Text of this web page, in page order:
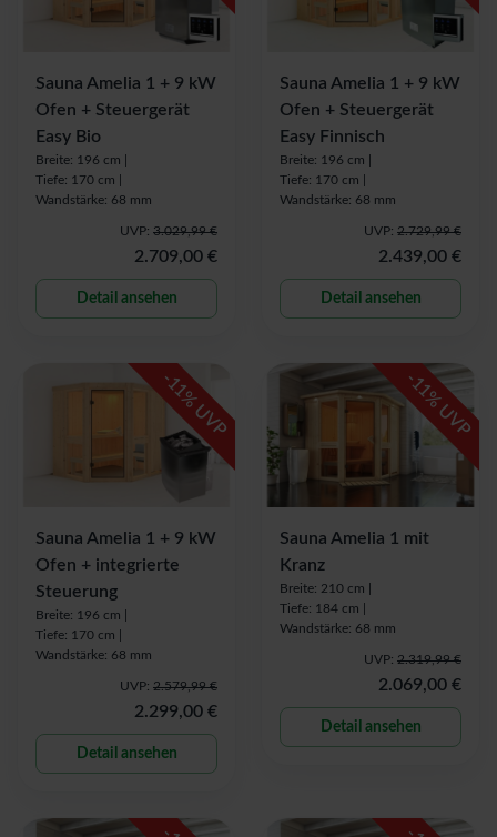
Sauna Amelia 1 + 9 kW
Ofen + Steuergerät
Easy Bio
Breite: 196 cm |
Tiefe: 170 cm |
Wandstärke: 68 mm
UVP: 3.029,99 €
2.709,00 €
Detail ansehen
Sauna Amelia 1 + 9 kW
Ofen + Steuergerät
Easy Finnisch
Breite: 196 cm |
Tiefe: 170 cm |
Wandstärke: 68 mm
UVP: 2.729,99 €
2.439,00 €
Detail ansehen
-
11
% UVP
Sauna Amelia 1 + 9 kW
Ofen + integrierte
Steuerung
Breite: 196 cm |
Tiefe: 170 cm |
Wandstärke: 68 mm
UVP: 2.579,99 €
2.299,00 €
Detail ansehen
-
11
% UVP
Sauna Amelia 1 mit
Kranz
Breite: 210 cm |
Tiefe: 184 cm |
Wandstärke: 68 mm
UVP: 2.319,99 €
2.069,00 €
Detail ansehen
- -